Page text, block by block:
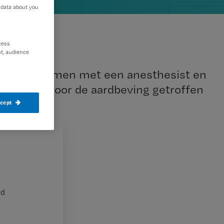
zijn samen met een anesthesist en
het door de aardbeving getroffen
about you
audience